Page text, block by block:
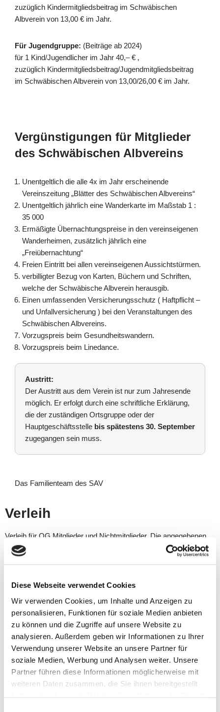
Diese Webseite verwendet Cookies
Wir verwenden Cookies, um Inhalte und Anzeigen zu
personalisieren, Funktionen für soziale Medien anbieten
zu können und die Zugriffe auf unsere Website zu
analysieren. Außerdem geben wir Informationen zu Ihrer
Verwendung unserer Website an unsere Partner für
soziale Medien, Werbung und Analysen weiter. Unsere
Partner führen diese Informationen möglicherweise mit
weiteren Daten zusammen, die Sie ihnen bereitgestellt
zuzüglich Kindermitgliedsbeitrag im Schwäbischen
Albverein von 13,00 € im Jahr.
Für Jugendgruppe: (Beiträge ab 2024)
für 1 Kind/Jugendlicher im Jahr 40,– € ‚
zuzüglich Kindermitgliedsbeitrag/Jugendmitgliedsbeitrag
im Schwäbischen Albverein von 13,00/26,00 € im Jahr.
Vergünstigungen für Mitglieder
des Schwäbischen Albvereins
Unentgeltlich die alle 4x im Jahr erscheinende
Vereinszeitung „Blätter des Schwäbischen Albvereins“
Unentgeltlich jährlich eine Wanderkarte im Maßstab 1 :
35 000
Ermäßigte Übernachtungspreise in den vereinseigenen
Wanderheimen, zusätzlich jährlich eine
„Freiübernachtung“
Freien Eintritt bei allen vereinseigenen Aussichtstürmen.
verbilligter Bezug von Karten, Büchern und Schriften,
welche der Schwäbische Albverein herausgib.
Einen umfassenden Versicherungsschutz ( Haftpflicht –
und Unfallversicherung ) bei den Veranstaltungen des
Schwäbischen Albvereins.
Vorzugspreis beim Gesundheitswandern.
Vorzugspreis beim Linedance.
Austritt:
Der Austritt aus dem Verein ist nur zum Jahresende
möglich. Er erfolgt durch eine schriftliche Erklärung,
die der zuständigen Ortsgruppe oder der
Hauptgeschäftsstelle bis spätestens 30. September
zugegangen sein muss.
Das Familienteam des SAV
Verleih
Verleih für OG Mitglieder und Nichtmitglieder. Die angegebenen
Preise verstehen sich bei Selbstabholung. Haftung bei
Beschädigung oder Verlust liegt beim Entleiher.
Zelt grün 3m x 6m
kostenlos
35,- €